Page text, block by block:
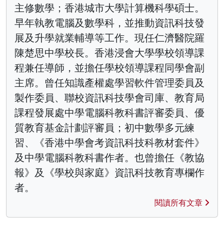
主修數學；香港城市大學計算機科學碩士。
早年執教電腦及數學科，並推動資訊科技發
展及升學就業輔導等工作。現任仁濟醫院羅
陳楚思中學校長。香港浸會大學學校領導課
程兼任導師，並擔任學校領導課程同學會副
主席。曾任知識產權處學習軟件管理委員及
製作委員、聯校資訊科技學會司庫、教育局
課程發展處中學電腦科教科書評審委員、優
質教育基金計劃評審員；初中數學多元練
習、《香港中學會考資訊科技科教材套件》
及中學電腦科教科書作者。也曾擔任《教協
報》及《學校與家庭》資訊科技教育專欄作
者。
閱讀所有文章